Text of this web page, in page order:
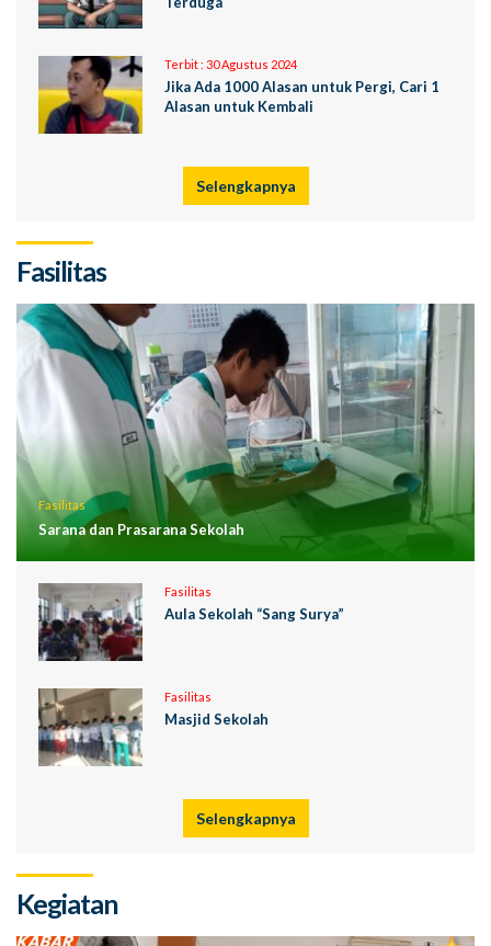
Terbit : 30 Agustus 2024
Jika Ada 1000 Alasan untuk Pergi, Cari 1
Alasan untuk Kembali
Selengkapnya
Fasilitas
Fasilitas
Sarana dan Prasarana Sekolah
Fasilitas
Aula Sekolah “Sang Surya”
Fasilitas
Masjid Sekolah
Selengkapnya
Kegiatan